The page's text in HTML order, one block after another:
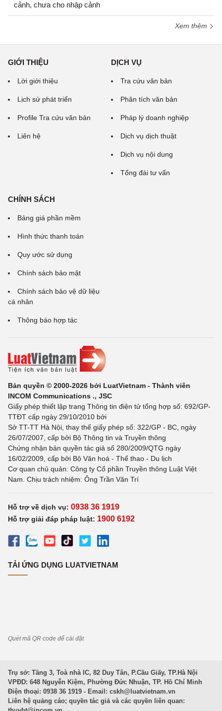
cảnh, chưa cho nhập cảnh
Xem thêm
GIỚI THIỆU
Lời giới thiệu
Lịch sử phát triển
Profile Tra cứu văn bản
Liên hệ
DỊCH VỤ
Tra cứu văn bản
Phân tích văn bản
Pháp lý doanh nghiệp
Dịch vụ dịch thuật
Dịch vụ nội dung
Tổng đài tư vấn
CHÍNH SÁCH
Bảng giá phần mềm
Hình thức thanh toán
Quy ước sử dụng
Chính sách bảo mật
Chính sách bảo vệ dữ liệu
cá nhân
Thông báo hợp tác
Bản quyền © 2000-2026 bởi LuatVietnam - Thành viên
INCOM Communications ., JSC
Giấy phép thiết lập trang Thông tin điện tử tổng hợp số: 692/GP-
TTĐT cấp ngày 29/10/2010 bởi
Sở TT-TT Hà Nội, thay thế giấy phép số: 322/GP - BC, ngày
26/07/2007, cấp bởi Bộ Thông tin và Truyền thông
Chứng nhận bản quyền tác giả số 280/2009/QTG ngày
16/02/2009, cấp bởi Bộ Văn hoá - Thể thao - Du lịch
Cơ quan chủ quản: Công ty Cổ phần Truyền thông Luật Việt
Nam. Chịu trách nhiệm: Ông Trần Văn Trí
Hỗ trợ về dịch vụ: 0938 36 1919
Hỗ trợ giải đáp pháp luật: 1900 6192
TẢI ỨNG DỤNG LUATVIETNAM
Quét mã QR code để cài đặt
Trụ sở: Tầng 3, Toà nhà IC, 82 Duy Tân, P.Cầu Giấy, TP.Hà Nội
VPĐD: 648 Nguyễn Kiệm, Phường Đức Nhuận, TP. Hồ Chí Minh
Điện thoại: 0938 36 1919 - Email: cskh@luatvietnam.vn
Liên hệ quảng cáo; quyền tác giả và các quyền liên quan: